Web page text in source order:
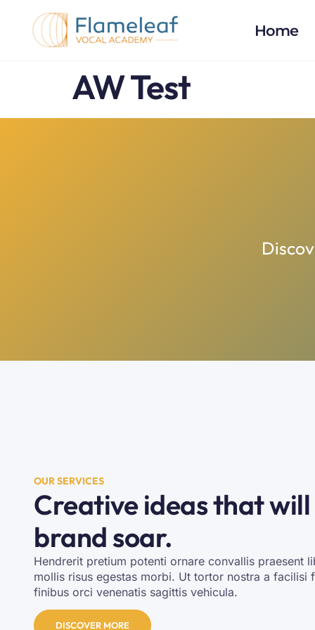
Home
AW Test
OUR SERVICES
Creative ideas that
brand soar.
Hendrerit pretium potenti ornare convallis praesent
mollis risus egestas morbi. Ut tortor nostra a facilisi
finibus orci venenatis sagittis vehicula.
DISCOVER MORE